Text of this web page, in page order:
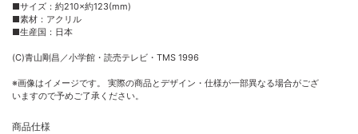
■サイズ：約210×約123(mm)
■素材：アクリル
■生産国：日本
(C)青山剛昌／小学館・読売テレビ・TMS 1996
※画像はイメージです。 実際の商品とデザイン・仕様が一部異なる場合がござ
いますので予めご了承ください。
商品仕様